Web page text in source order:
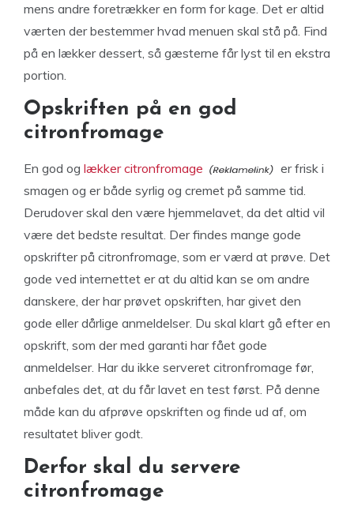
mens andre foretrækker en form for kage. Det er altid
værten der bestemmer hvad menuen skal stå på. Find
på en lækker dessert, så gæsterne får lyst til en ekstra
portion.
Opskriften på en god
citronfromage
En god og lækker citronfromage
er frisk i
smagen og er både syrlig og cremet på samme tid.
Derudover skal den være hjemmelavet, da det altid vil
være det bedste resultat. Der findes mange gode
opskrifter på citronfromage, som er værd at prøve. Det
gode ved internettet er at du altid kan se om andre
danskere, der har prøvet opskriften, har givet den
gode eller dårlige anmeldelser. Du skal klart gå efter en
opskrift, som der med garanti har fået gode
anmeldelser. Har du ikke serveret citronfromage før,
anbefales det, at du får lavet en test først. På denne
måde kan du afprøve opskriften og finde ud af, om
resultatet bliver godt.
Derfor skal du servere
citronfromage